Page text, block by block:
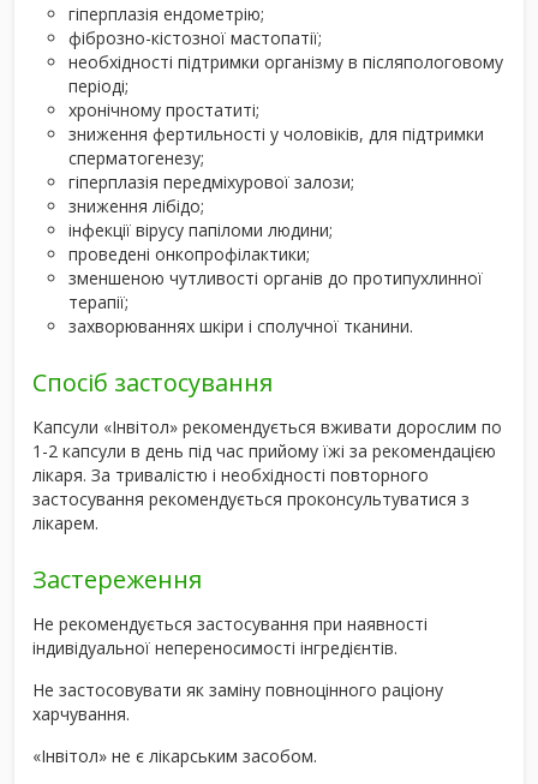
гіперплазія ендометрію;
фіброзно-кістозної мастопатії;
необхідності підтримки організму в післяпологовому
періоді;
хронічному простатиті;
зниження фертильності у чоловіків, для підтримки
сперматогенезу;
гіперплазія передміхурової залози;
зниження лібідо;
інфекції вірусу папіломи людини;
проведені онкопрофілактики;
зменшеною чутливості органів до протипухлинної
терапії;
захворюваннях шкіри і сполучної тканини.
Спосіб застосування
Капсули «Інвітол» рекомендується вживати дорослим по
1-2 капсули в день під час прийому їжі за рекомендацією
лікаря. За тривалістю і необхідності повторного
застосування рекомендується проконсультуватися з
лікарем.
Застереження
Не рекомендується застосування при наявності
індивідуальної непереносимості інгредієнтів.
Не застосовувати як заміну повноцінного раціону
харчування.
«Інвітол» не є лікарським засобом.